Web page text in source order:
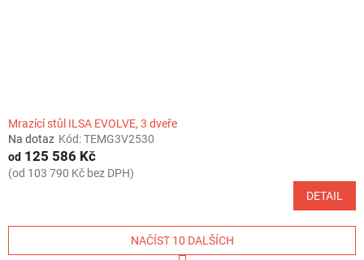
Mrazící stůl ILSA EVOLVE, 3 dveře
Na dotaz Kód:TEMG3V2530
od 125 586 Kč
(od 103 790 Kč bez DPH)
DETAIL
NAČÍST 10 DALŠÍCH